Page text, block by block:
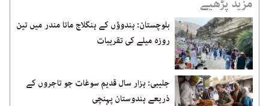
مزید پڑھیے
بلوچستان: ہندوؤں کے ہنگلاج ماتا مندر میں تین
روزہ میلے کی تقریبات
جلیبی: ہزار سال قدیم سوغات جو تاجروں کے
ذریعے ہندوستان پہنچی